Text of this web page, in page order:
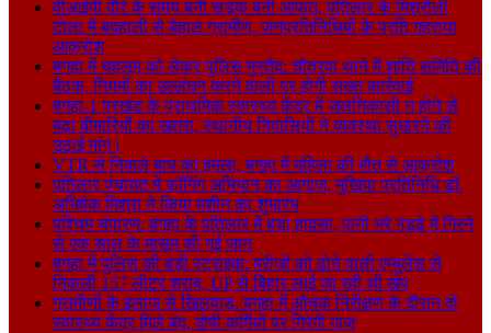
वीआईपी दौरे के समय बनी सड़क बनी आफत, पतिलार के मिश्रौली
टोला में बदहाली से बेहाल ग्रामीण, जनप्रतिनिधियों के प्रति गहराया
आक्रोश
बगहा में चहलूम को लेकर पुलिस मुस्तैद: चौतरवा थाने में शांति समिति की
बैठक, नियमों का उल्लंघन करने वालों पर होगी सख्त कार्रवाई
बगहा-1 प्रखंड के प्राथमिक स्वास्थ्य केंद्र में जलनिकासी न होने से
बढ़ा बीमारियों का खतरा, स्थानीय निवासियों ने व्यवस्था सुधारने की
उठाई मांग।
VTR से निकले बाघ का हमला, बगहा में महिला की मौत से आक्रोश
पतिलार पंचायत में फॉगिंग अभियान का आगाज, मुखिया प्रतिनिधि डॉ.
अभिषेक मिश्रा ने किया मशीन का शुभारंभ
पश्चिम चंपारण: बगहा के पतिलार में बड़ा हादसा, पानी भरे गड्ढे में गिरने
से एक साल के मासूम की गई जान
बगहा में पुलिस की बड़ी स्ट्राइक: मरीजों को ढोने वाली एम्बुलेंस से
निकली 157 लीटर शराब, UP से बिहार लाई जा रही थी खेप
ग्रामीणों के इलाज से खिलवाड़: बगहा में औचक निरीक्षण के दौरान दो
स्वास्थ्य केंद्र मिले बंद, दोषी कर्मियों पर गिरेगी गाज